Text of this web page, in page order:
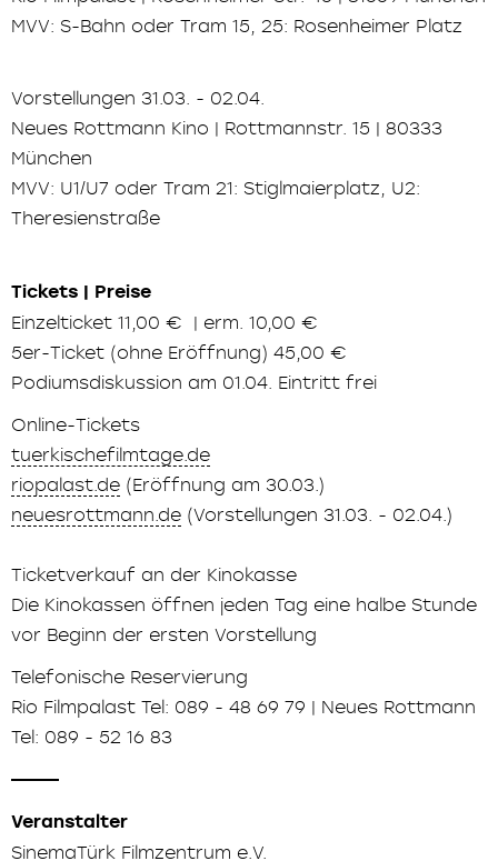
MVV: S-Bahn oder Tram 15, 25: Rosenheimer Platz
Vorstellungen 31.03. - 02.04.
Neues Rottmann Kino | Rottmannstr. 15 | 80333
München
MVV: U1/U7 oder Tram 21: Stiglmaierplatz, U2:
Theresienstraße
Tickets | Preise
Einzelticket 11,00 € | erm. 10,00 €
5er-Ticket (ohne Eröffnung) 45,00 €
Podiumsdiskussion am 01.04. Eintritt frei
Online-Tickets
tuerkischefilmtage.de
riopalast.de (Eröffnung am 30.03.)
neuesrottmann.de (Vorstellungen 31.03. - 02.04.)
Ticketverkauf an der Kinokasse
Die Kinokassen öffnen jeden Tag eine halbe Stunde
vor Beginn der ersten Vorstellung
Telefonische Reservierung
Rio Filmpalast Tel: 089 - 48 69 79 | Neues Rottmann
Tel: 089 - 52 16 83
Veranstalter
SinemaTürk Filmzentrum e.V.